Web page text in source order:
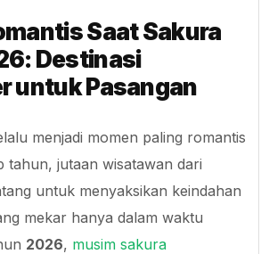
Saat Sakura
Destinasi
untuk Pasangan
menjadi momen paling romantis
tahun, jutaan wisatawan dari
untuk menyaksikan keindahan
mekar hanya dalam waktu
2026, musim sakura